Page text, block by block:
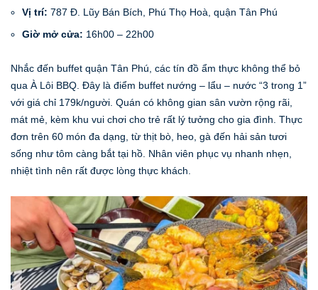
Vị trí: 787 Đ. Lũy Bán Bích, Phú Thọ Hoà, quận Tân Phú
Giờ mở cửa: 16h00 – 22h00
Nhắc đến buffet quận Tân Phú, các tín đồ ẩm thực không thể bỏ
qua À Lôi BBQ. Đây là điểm buffet nướng – lẩu – nước “3 trong 1”
với giá chỉ 179k/người. Quán có không gian sân vườn rộng rãi,
mát mẻ, kèm khu vui chơi cho trẻ rất lý tưởng cho gia đình. Thực
đơn trên 60 món đa dạng, từ thịt bò, heo, gà đến hải sản tươi
sống như tôm càng bắt tại hồ. Nhân viên phục vụ nhanh nhẹn,
nhiệt tình nên rất được lòng thực khách.